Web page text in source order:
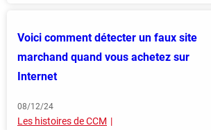
Voici comment détecter un faux site
marchand quand vous achetez sur
Internet
08/12/24
Les histoires de CCM